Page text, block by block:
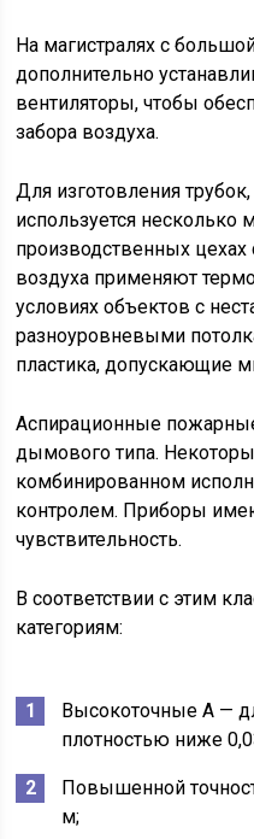
На магистралях с
дополнительно
вентиляторы, чтобы
забора воздуха.
Для изготовления
используется несколько
производственных
воздуха применяют
условиях объектов с
разноуровневыми
пластика, допускающие
Аспирационные
дымового типа.
комбинированном
контролем. Приборы
чувствительность.
В соответствии с этим
категориям:
Высокоточные А —
плотностью ниже
Повышенной
м;